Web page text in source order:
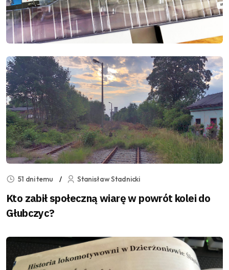
51 dni temu Stanisław Stadnicki
Kto zabił społeczną wiarę w powrót kolei do
Głubczyc?